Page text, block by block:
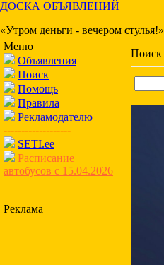
ДОСКА ОБЪЯВЛЕНИЙ
«Утром деньги - вечером стулья!»
Меню
Объявления
Поиск
Помощь
Правила
Рекламодателю
-------------------
SETI.ee
Расписание
автобусов с 15.04.2026
Реклама
Поиск